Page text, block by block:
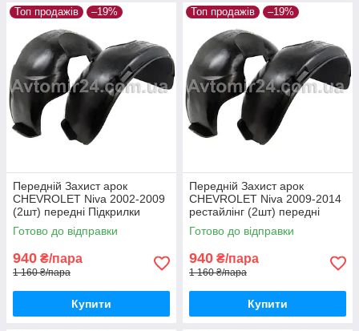
Топ продажів –19%
Передній Захист арок
CHEVROLET Niva 2002-2009
(2шт) передні Підкрилки
Шевроле Нива пара передніх
Готово до відправки
940 ₴/пара
1 160 ₴/пара
Купити
Топ продажів –19%
Передній Захист арок
CHEVROLET Niva 2009-2014
рестайлінг (2шт) передні
Підкрилки Шевроле Нива
рестайлінг пара передніх
Готово до відправки
940 ₴/пара
1 160 ₴/пара
Купити